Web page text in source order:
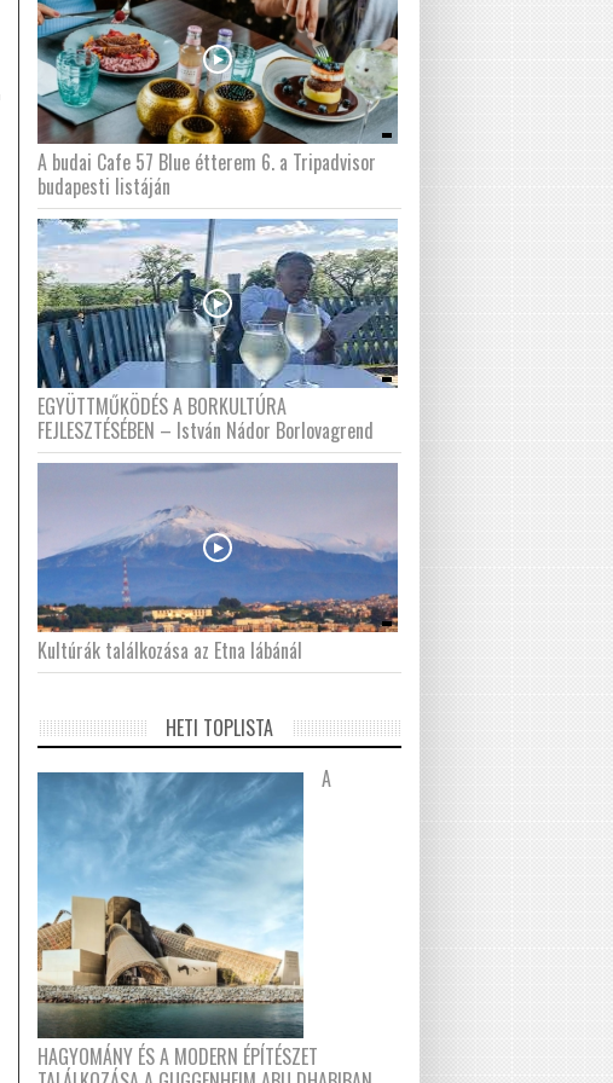
A budai Cafe 57 Blue étterem 6. a Tripadvisor
budapesti listáján
EGYÜTTMŰKÖDÉS A BORKULTÚRA
FEJLESZTÉSÉBEN – István Nádor Borlovagrend
Kultúrák találkozása az Etna lábánál
HETI TOPLISTA
A
HAGYOMÁNY ÉS A MODERN ÉPÍTÉSZET